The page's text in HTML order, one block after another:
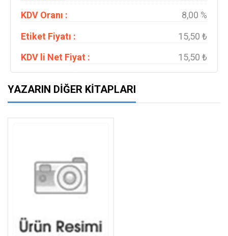
KDV Oranı :
8,00 %
Etiket Fiyatı :
15,50 ₺
KDV li Net Fiyat :
15,50 ₺
YAZARIN DIĞER KITAPLARI